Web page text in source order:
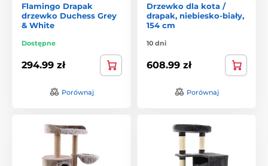
Flamingo Drapak
drzewko Duchess Grey
& White
Dostępne
294.99 zł
Porównaj
Drzewko dla kota /
drapak, niebiesko-biały,
154 cm
10 dni
608.99 zł
Porównaj